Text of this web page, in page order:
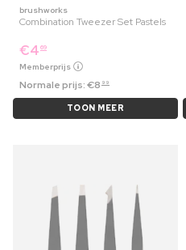
brushworks
Combination Tweezer Set Pastels
€4 69
Memberprijs
Normale prijs:€8 99
TOON MEER